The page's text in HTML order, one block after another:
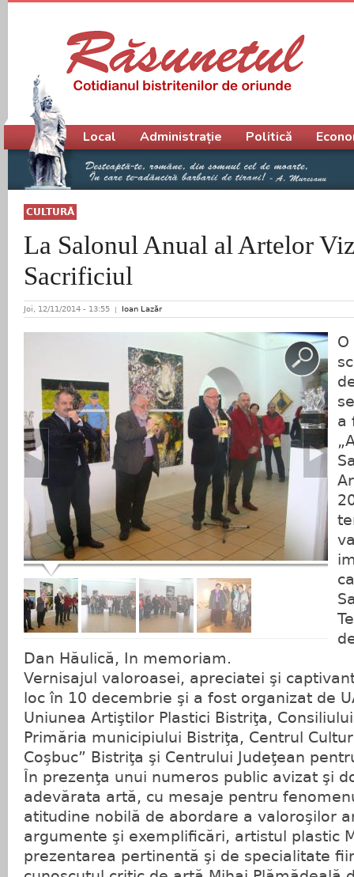
CULTURĂ
La Salonul Anual al Artelor
Sacrificiul
Joi, 12/11/2014 - 13:55 Ioan Lazăr
a
Dan Hăulică, In memoriam.
Vernisajul valoroasei, apreciatei şi
loc în 10 decembrie şi a fost organizat de
Uniunea Artiştilor Plastici Bistriţa,
Primăria municipiului Bistriţa, Centrul
Coşbuc” Bistriţa şi Centrului Judeţean
În prezenţa unui numeros public avizat şi
adevărata artă, cu mesaje pentru
atitudine nobilă de abordare a valoroşilor
argumente şi exemplificări, artistul plastic
prezentarea pertinentă şi de specialitate
Meniu principal
Local Administrație Politică